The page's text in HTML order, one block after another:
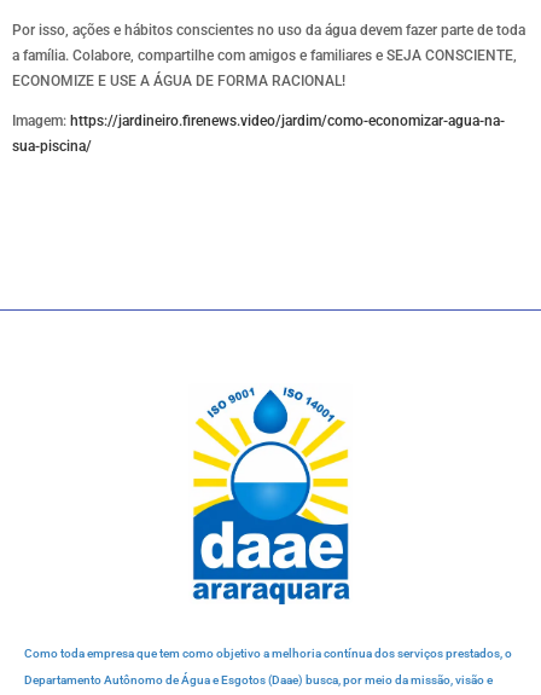
Por isso, ações e hábitos conscientes no uso da água devem fazer parte de toda
a família. Colabore, compartilhe com amigos e familiares e SEJA CONSCIENTE,
ECONOMIZE E USE A ÁGUA DE FORMA RACIONAL!
Imagem: https://jardineiro.firenews.video/jardim/como-economizar-agua-na-
sua-piscina/
Como toda empresa que tem como objetivo a melhoria contínua dos serviços prestados, o
Departamento Autônomo de Água e Esgotos (Daae) busca, por meio da missão, visão e